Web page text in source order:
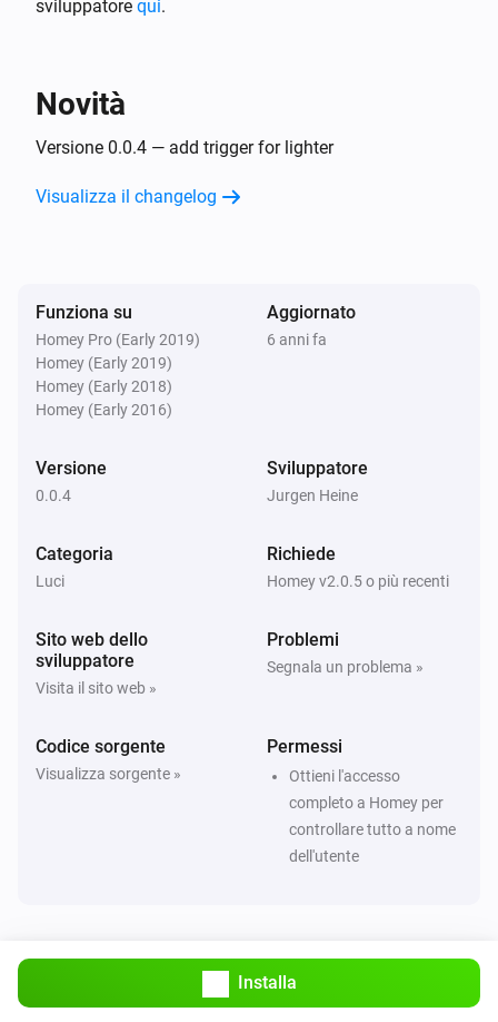
sviluppatore qui.
Novità
Versione 0.0.4 — add trigger for lighter
Visualizza il changelog
Funziona su
Homey Pro (Early 2019)
Homey (Early 2019)
Homey (Early 2018)
Homey (Early 2016)
Aggiornato
6 anni fa
Versione
0.0.4
Sviluppatore
Jurgen Heine
Categoria
Luci
Richiede
Homey v2.0.5 o più recenti
Sito web dello
sviluppatore
Visita il sito web »
Problemi
Segnala un problema »
Codice sorgente
Visualizza sorgente »
Permessi
Ottieni l'accesso
completo a Homey per
controllare tutto a nome
dell'utente
Installa